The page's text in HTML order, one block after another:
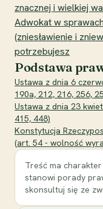
znacznej i wielkiej
Adwokat w
(zniesławienie i
potrzebujesz
Podstawa
Ustawa z dnia 6
190a, 212, 216, 256,
Ustawa z dnia 23
415, 448)
Konstytucja
(art. 54 - wolność
Treść ma
stanowi porady
skonsultuj się ze